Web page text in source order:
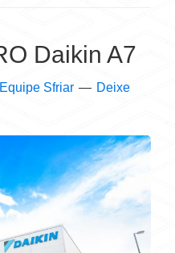
Daikin A7
Equipe Sfriar
Deixe